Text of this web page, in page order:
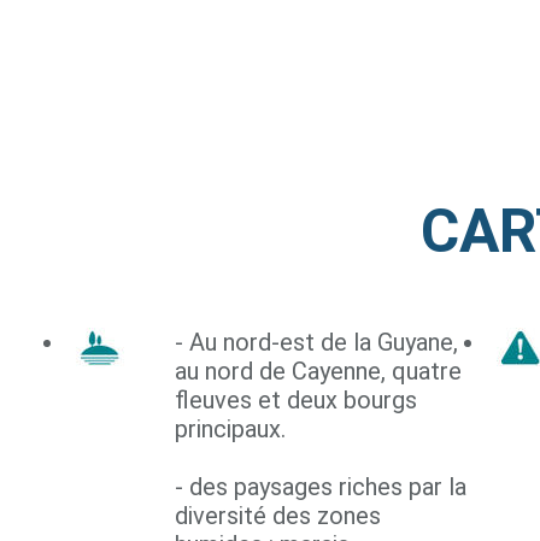
- Au nord-est de la Guyane,
au nord de Cayenne, quatre
fleuves et deux bourgs
principaux.
- des paysages riches par la
diversité des zones